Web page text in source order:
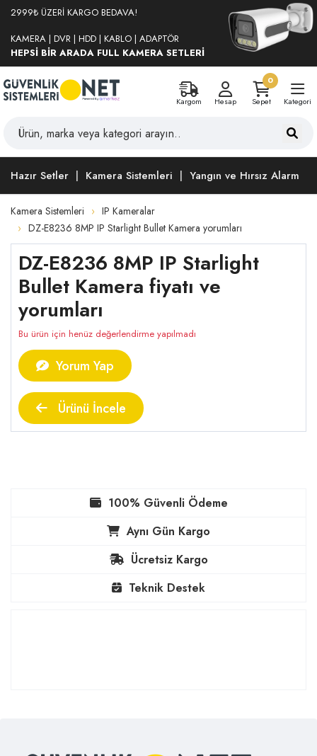
2999₺ ÜZERİ KARGO BEDAVA!
KAMERA | DVR | HDD | KABLO | ADAPTÖR
HEPSİ BİR ARADA FULL KAMERA SETLERİ
Kargom Hesap
0
Sepet
Kategori
Hazır Setler Kamera Sistemleri Yangın ve Hırsız Alarm
Kamera Sistemleri
IP Kameralar
DZ-E8236 8MP IP Starlight Bullet Kamera yorumları
DZ-E8236 8MP IP Starlight
Bullet Kamera fiyatı ve
yorumları
Bu ürün için henüz değerlendirme yapılmadı
Yorum Yap
Ürünü İncele
100% Güvenli Ödeme
Aynı Gün Kargo
Ücretsiz Kargo
Teknik Destek